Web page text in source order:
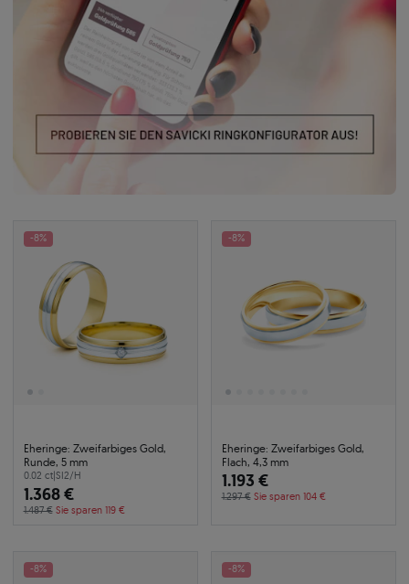
-8%
Eheringe: Zweifarbiges Gold,
Runde, 5 mm
0.02 ct|SI2/H
1.368 €
1.487 € Sie sparen 119 €
-8%
Eheringe: Zweifarbiges Gold,
Flach, 4,3 mm
1.193 €
1.297 € Sie sparen 104 €
-8% -8%